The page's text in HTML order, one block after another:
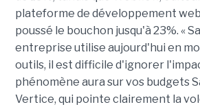
plateforme de développement
poussé le bouchon jusqu'à 23%. «
entreprise utilise aujourd'hui en
outils, il est difficile d'ignorer
phénomène aura sur vos budgets
Vertice, qui pointe clairement la